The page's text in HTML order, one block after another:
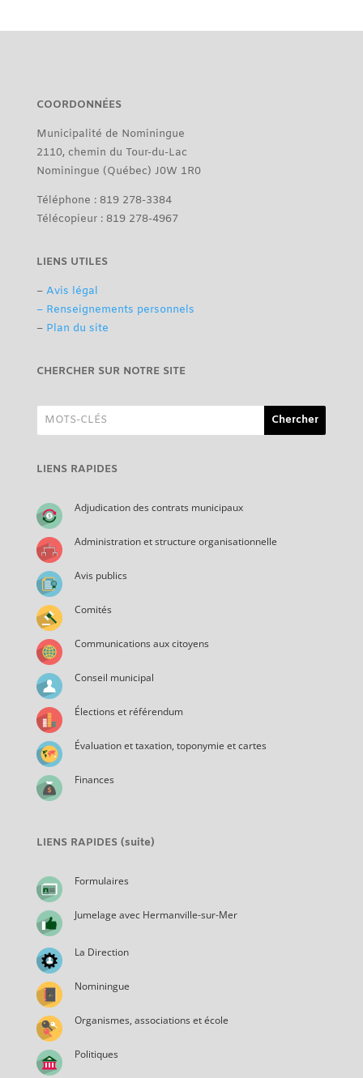
COORDONNÉES
Municipalité de Nominingue
2110, chemin du Tour-du-Lac
Nominingue (Québec) J0W 1R0
Téléphone : 819 278-3384
Télécopieur : 819 278-4967
LIENS UTILES
– Avis légal
– Renseignements personnels
– Plan du site
CHERCHER SUR NOTRE SITE
LIENS RAPIDES
Adjudication des contrats municipaux
Administration et structure organisationnelle
Avis publics
Comités
Communications aux citoyens
Conseil municipal
Élections et référendum
Évaluation et taxation, toponymie et cartes
Finances
LIENS RAPIDES (suite)
Formulaires
Jumelage avec Hermanville-sur-Mer
La Direction
Nominingue
Organismes, associations et école
Politiques